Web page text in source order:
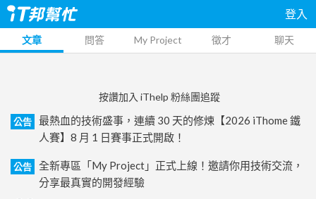
登入
文章 問答 My Project 徵才 聊天
按讚加入 iThelp 粉絲團追蹤
公告
最熱血的技術盛事，連續 30 天的修煉【2026 iThome 鐵
人賽】8 月 1 日賽事正式開啟！
公告
全新專區「My Project」正式上線！邀請你用技術交流，
分享最真實的開發經驗